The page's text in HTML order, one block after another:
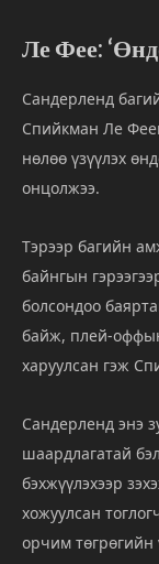
Ле Фее:
Сандерленд
Спийкман Ле
нөлөө үзүүлэх
онцолжээ.
Тэрээр багийн
байнгын
болсондоо
байж, плей-
харуулсан гэж
Сандерленд энэ
шаардлагатай
бэхжүүлэхээр
хожуулсан
орчим